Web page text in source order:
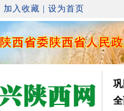
加入收藏 设为首页